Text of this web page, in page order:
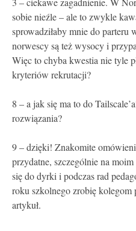
sobie nieźle – ale to zwykle
sprowadziłaby mnie do parteru
norwescy są też wysocy i
Więc to chyba kwestia nie tyle
kryteriów rekrutacji?
8 – a jak się ma to do
rozwiązania?
9 – dzięki! Znakomite
przydatne, szczególnie na
się do dyrki i podczas rad
roku szkolnego zrobię
artykuł.